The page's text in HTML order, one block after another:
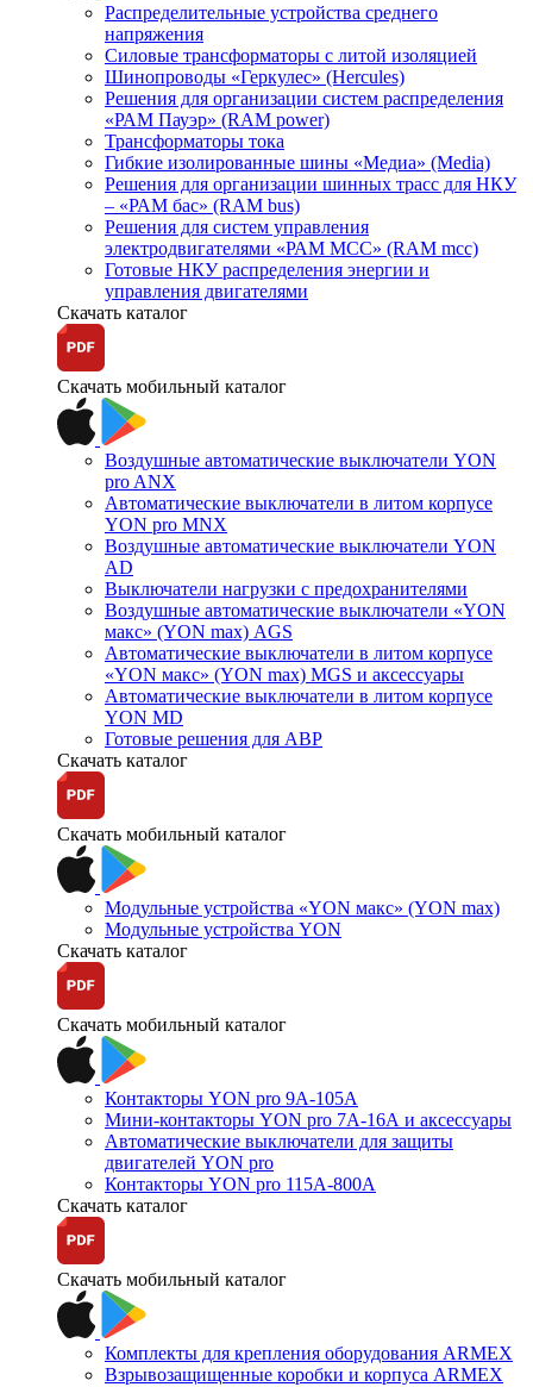
Распределительные устройства среднего
напряжения
Силовые трансформаторы с литой изоляцией
Шинопроводы «Геркулес» (Hercules)
Решения для организации систем распределения
«РАМ Пауэр» (RAM power)
Трансформаторы тока
Гибкие изолированные шины «Медиа» (Media)
Решения для организации шинных трасс для НКУ
– «РАМ бас» (RAM bus)
Решения для систем управления
электродвигателями «РАМ МСС» (RAM mcc)
Готовые НКУ распределения энергии и
управления двигателями
Скачать каталог
Скачать мобильный каталог
Воздушные автоматические выключатели YON
pro ANX
Автоматические выключатели в литом корпусе
YON pro MNX
Воздушные автоматические выключатели YON
AD
Выключатели нагрузки с предохранителями
Воздушные автоматические выключатели «YON
макс» (YON max) AGS
Автоматические выключатели в литом корпусе
«YON макс» (YON max) MGS и аксессуары
Автоматические выключатели в литом корпусе
YON MD
Готовые решения для АВР
Скачать каталог
Скачать мобильный каталог
Модульные устройства «YON макс» (YON max)
Модульные устройства YON
Скачать каталог
Скачать мобильный каталог
Контакторы YON pro 9А-105А
Мини-контакторы YON pro 7А-16А и аксессуары
Автоматические выключатели для защиты
двигателей YON pro
Контакторы YON pro 115А-800А
Скачать каталог
Скачать мобильный каталог
Комплекты для крепления оборудования ARMEX
Взрывозащищенные коробки и корпуса ARMEX